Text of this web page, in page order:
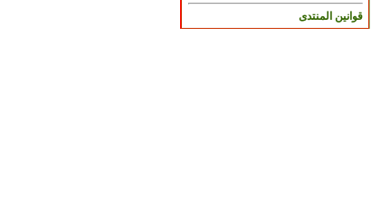
قوانين المنتدى